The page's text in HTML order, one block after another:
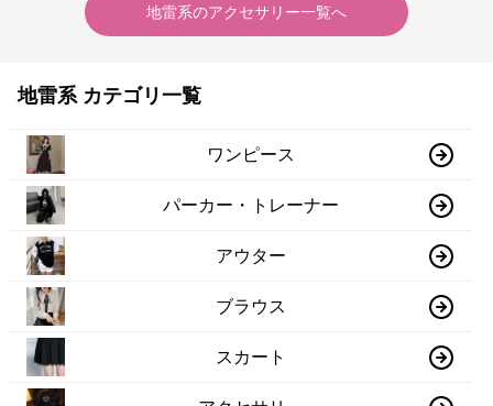
地雷系のアクセサリー一覧へ
地雷系 カテゴリ一覧
ワンピース
パーカー・トレーナー
アウター
ブラウス
スカート